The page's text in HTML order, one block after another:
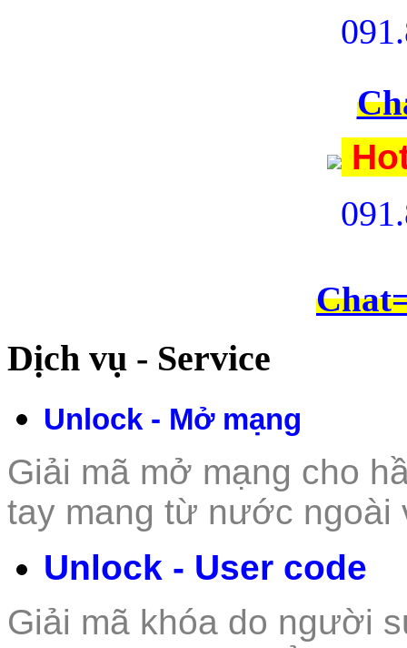
Dịch vụ - Service
Unlock - Mở mạng
Giải mã mở mạng cho
tay mang từ nước ngoài
Unlock - User code
Giải mã khóa do người